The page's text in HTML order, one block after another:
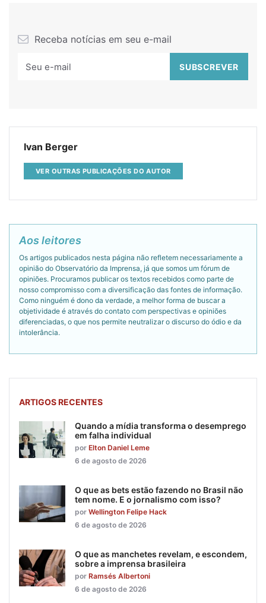
Receba notícias em seu e-mail
Ivan Berger
VER OUTRAS PUBLICAÇÕES DO AUTOR
Aos leitores
Os artigos publicados nesta página não refletem necessariamente a
opinião do Observatório da Imprensa, já que somos um fórum de
opiniões. Procuramos publicar os textos recebidos como parte de
nosso compromisso com a diversificação das fontes de informação.
Como ninguém é dono da verdade, a melhor forma de buscar a
objetividade é através do contato com perspectivas e opiniões
diferenciadas, o que nos permite neutralizar o discurso do ódio e da
intolerância.
ARTIGOS RECENTES
Quando a mídia transforma o desemprego
em falha individual
por Elton Daniel Leme
6 de agosto de 2026
O que as bets estão fazendo no Brasil não
tem nome. E o jornalismo com isso?
por Wellington Felipe Hack
6 de agosto de 2026
O que as manchetes revelam, e escondem,
sobre a imprensa brasileira
por Ramsés Albertoni
6 de agosto de 2026